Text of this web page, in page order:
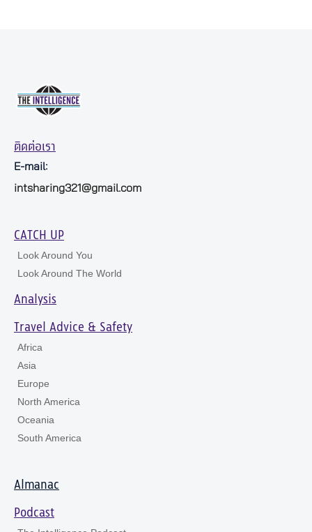
ติดต่อเรา
E-mail:
intsharing321@gmail.com
CATCH UP
Look Around You
Look Around The World
Analysis
Travel Advice & Safety
Africa
Asia
Europe
North America
Oceania
South America
Almanac
Podcast